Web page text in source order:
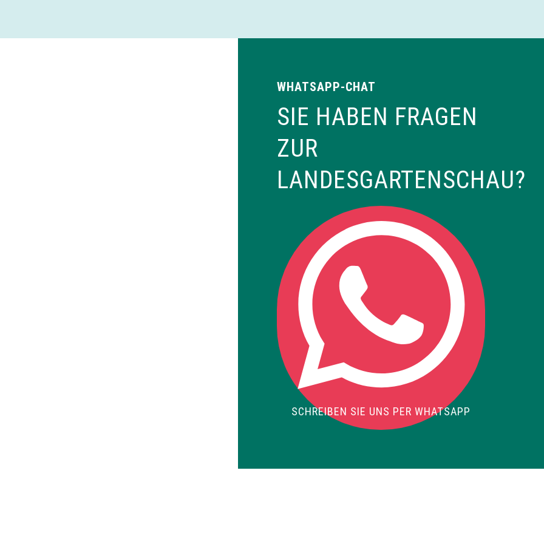
WHATSAPP-CHAT
SIE HABEN FRAGEN
ZUR
LANDESGARTENSCHAU?
SCHREIBEN SIE UNS PER WHATSAPP